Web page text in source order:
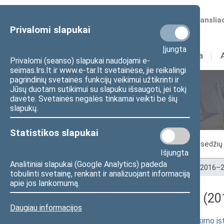
Privalomi slapukai
Įjungta
Privalomi (seanso) slapukai naudojami e-
seimas.lrs.lt ir www.e-tar.lt svetainėse, jie reikalingi
pagrindinių svetainės funkcijų veikimui užtikrinti ir
Jūsų duotam sutikimui su slapuku išsaugoti, jei tokį
davėte. Svetainės negalės tinkamai veikti be šių
slapukų.
Statistikos slapukai
Išjungta
Analitiniai slapukai (Google Analytics) padeda
tobulinti svetainę, renkant ir analizuojant informaciją
apie jos lankomumą.
Daugiau informacijos
Numatomos
Sudėtis Veikla I
Seimo posėdžiai
Posėdžiai
Pradžia>Seimo posėdžiai>Kadencijos
Darbotvarkės klausimas
Netauriųjų metalų laužo ir atliekų